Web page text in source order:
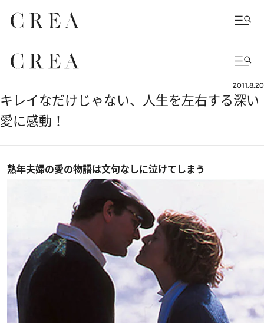
2011.8.20
キレイなだけじゃない、人生を左右する深い
愛に感動！
熟年夫婦の愛の物語は文句なしに泣けてしまう